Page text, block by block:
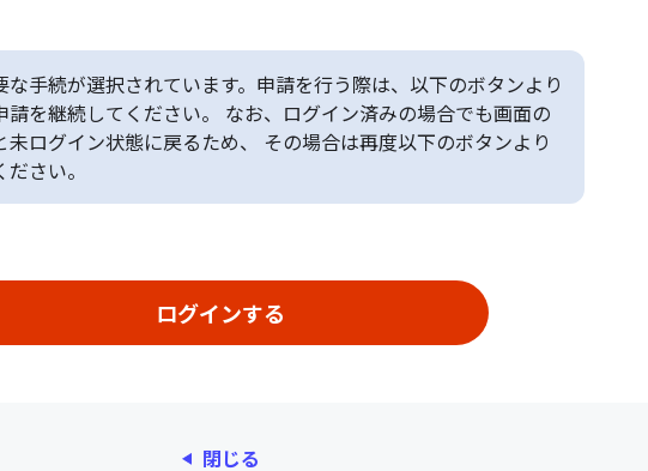
な手続が選択されています。申請を行う際は、以下のボタンより
請を継続してください。 なお、ログイン済みの場合でも画面の
未ログイン状態に戻るため、 その場合は再度以下のボタンより
さい。
閉じる